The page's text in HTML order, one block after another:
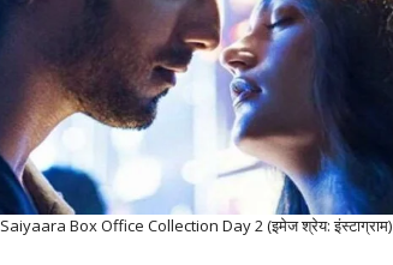
Saiyaara Box Office Collection Day 2 (इमेज श्रेय: इंस्टाग्राम)